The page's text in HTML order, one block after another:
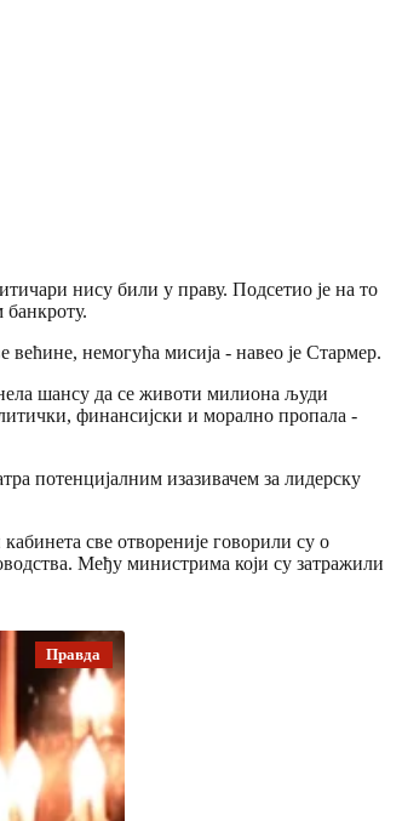
нису били у праву. Подсетио је на то
немогућа мисија - навео је Стармер.
шансу да се животи милиона људи
финансијски и морално пропала -
потенцијалним изазивачем за лидерску
све отвореније говорили су о
Међу министрима који су затражили
Правда